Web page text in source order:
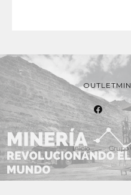
Inicio Grupo